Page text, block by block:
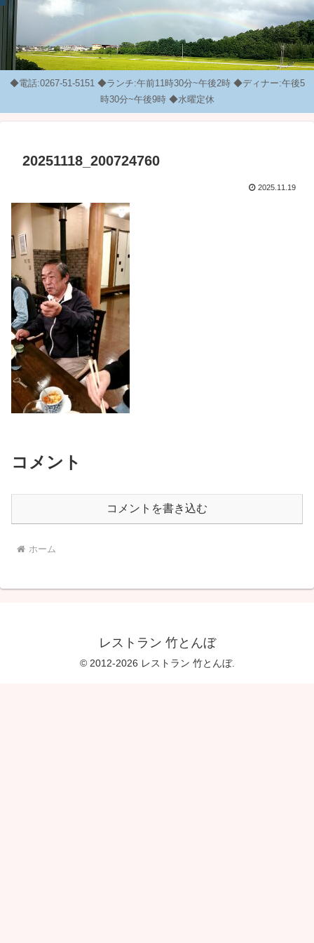
◆電話:0267-51-5151 ◆ランチ:午前11時30分~午後2時 ◆ディナー:午後5
時30分~午後9時 ◆水曜定休
20251118_200724760
2025.11.19
コメント
コメントを書き込む
ホーム
レストラン 竹とんぼ
© 2012-2026 レストラン 竹とんぼ.